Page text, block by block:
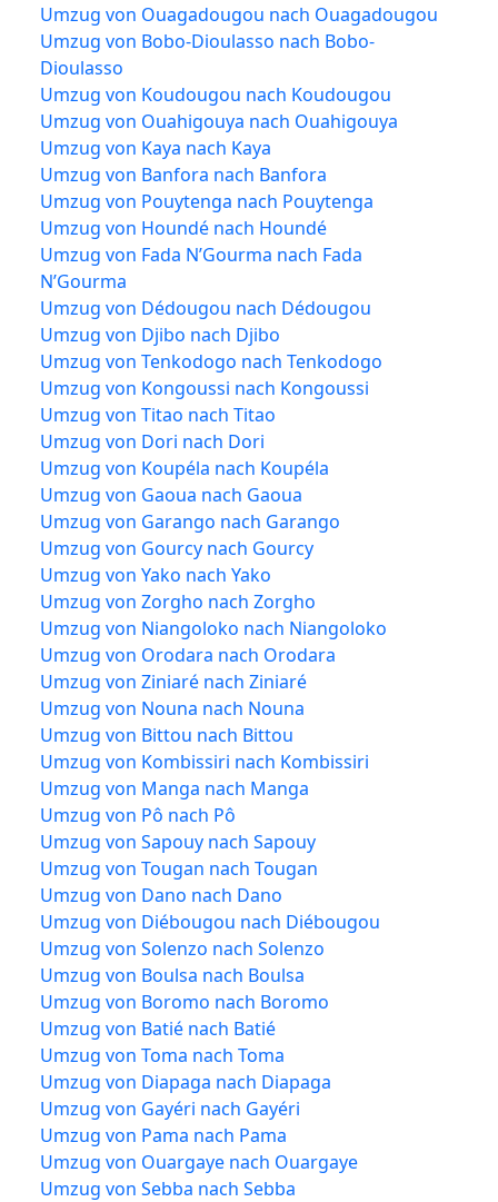
Umzug von Ouagadougou nach Ouagadougou
Umzug von Bobo-Dioulasso nach Bobo-
Dioulasso
Umzug von Koudougou nach Koudougou
Umzug von Ouahigouya nach Ouahigouya
Umzug von Kaya nach Kaya
Umzug von Banfora nach Banfora
Umzug von Pouytenga nach Pouytenga
Umzug von Houndé nach Houndé
Umzug von Fada N’Gourma nach Fada
N’Gourma
Umzug von Dédougou nach Dédougou
Umzug von Djibo nach Djibo
Umzug von Tenkodogo nach Tenkodogo
Umzug von Kongoussi nach Kongoussi
Umzug von Titao nach Titao
Umzug von Dori nach Dori
Umzug von Koupéla nach Koupéla
Umzug von Gaoua nach Gaoua
Umzug von Garango nach Garango
Umzug von Gourcy nach Gourcy
Umzug von Yako nach Yako
Umzug von Zorgho nach Zorgho
Umzug von Niangoloko nach Niangoloko
Umzug von Orodara nach Orodara
Umzug von Ziniaré nach Ziniaré
Umzug von Nouna nach Nouna
Umzug von Bittou nach Bittou
Umzug von Kombissiri nach Kombissiri
Umzug von Manga nach Manga
Umzug von Pô nach Pô
Umzug von Sapouy nach Sapouy
Umzug von Tougan nach Tougan
Umzug von Dano nach Dano
Umzug von Diébougou nach Diébougou
Umzug von Solenzo nach Solenzo
Umzug von Boulsa nach Boulsa
Umzug von Boromo nach Boromo
Umzug von Batié nach Batié
Umzug von Toma nach Toma
Umzug von Diapaga nach Diapaga
Umzug von Gayéri nach Gayéri
Umzug von Pama nach Pama
Umzug von Ouargaye nach Ouargaye
Umzug von Sebba nach Sebba